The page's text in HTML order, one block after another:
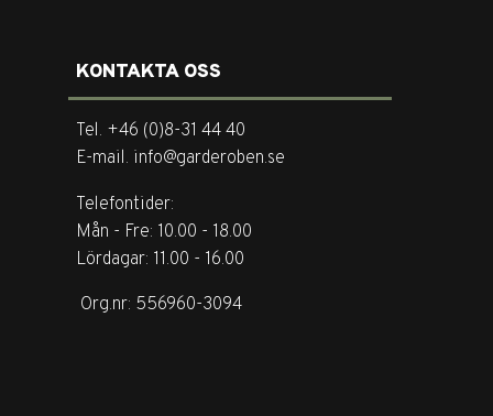
KONTAKTA OSS
Tel. +46 (0)8-31 44 40
E-mail. info@garderoben.se
Telefontider:
Mån - Fre: 10.00 - 18.00
Lördagar: 11.00 - 16.00
Org.nr: 556960-3094